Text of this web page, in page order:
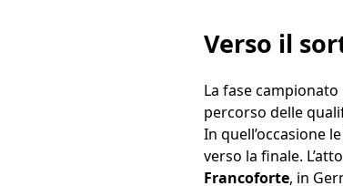
Verso il
La fase
percorso delle
In quell’occasione
verso la finale.
Francoforte, in